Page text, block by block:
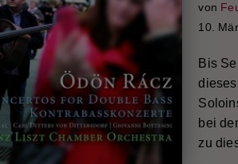
von
10.
Bis
bei
zu